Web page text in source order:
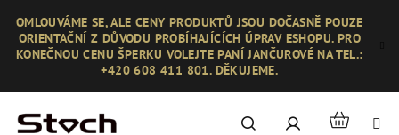
obsah
OMLOUVÁME SE, ALE CENY PRODUKTŮ JSOU DOČASNĚ POUZE
ORIENTAČNÍ Z DŮVODU PROBÍHAJÍCÍCH ÚPRAV ESHOPU. PRO
KONEČNOU CENU ŠPERKU VOLEJTE PANÍ JANČUROVÉ NA TEL.:
+420 608 411 801. DĚKUJEME.
Hledat PřihlášeníNákupní